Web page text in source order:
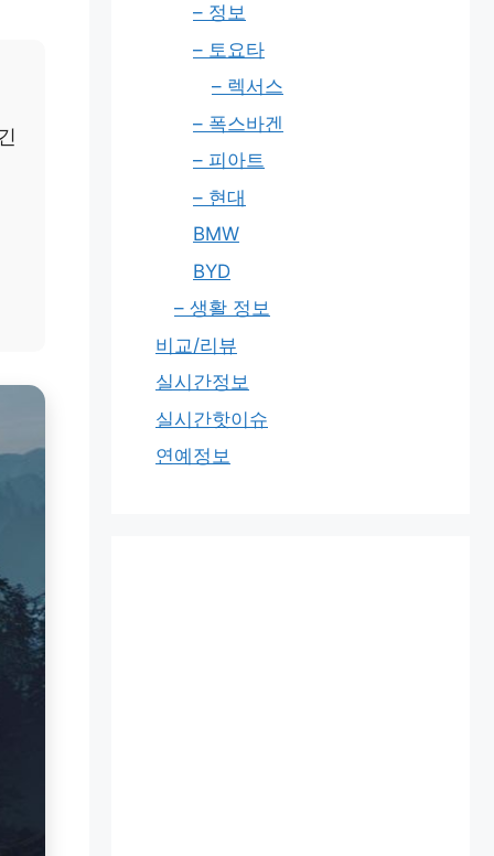
– 정보
– 토요타
– 렉서스
– 폭스바겐
– 피아트
– 현대
BMW
BYD
– 생활 정보
비교/리뷰
실시간정보
실시간핫이슈
연예정보